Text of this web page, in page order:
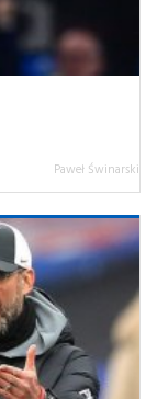
Paweł Świnarski